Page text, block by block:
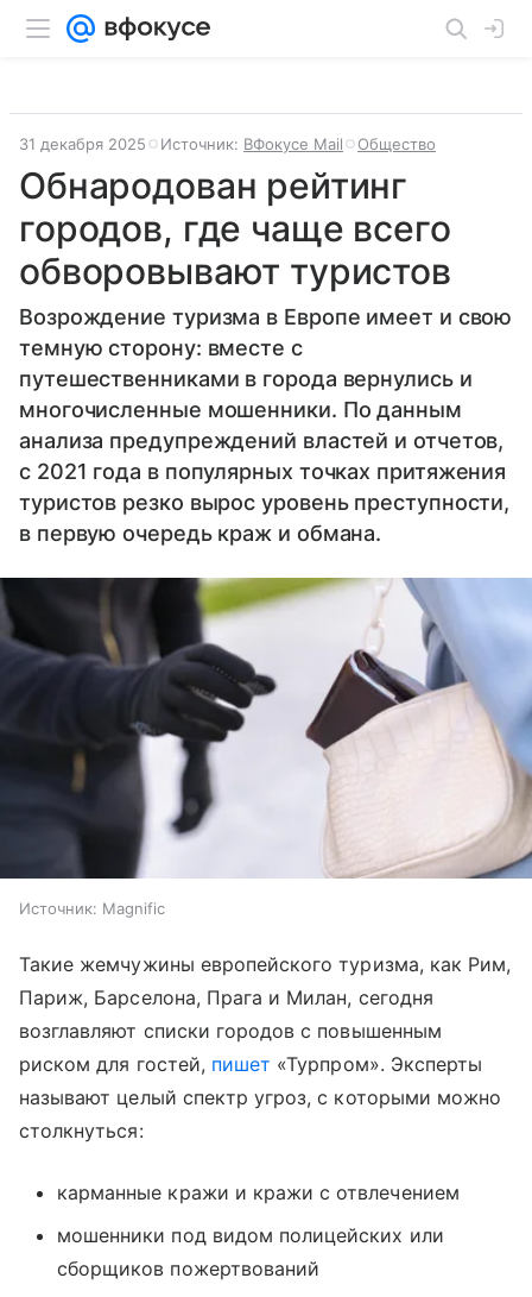
31 декабря 2025 Источник: ВФокусе Mail Общество
Обнародован рейтинг
городов, где чаще всего
обворовывают туристов
Возрождение туризма в Европе имеет и свою
темную сторону: вместе с
путешественниками в города вернулись и
многочисленные мошенники. По данным
анализа предупреждений властей и отчетов,
с 2021 года в популярных точках притяжения
туристов резко вырос уровень преступности,
в первую очередь краж и обмана.
Источник: Magnific
Такие жемчужины европейского туризма, как Рим,
Париж, Барселона, Прага и Милан, сегодня
возглавляют списки городов с повышенным
риском для гостей, пишет «Турпром». Эксперты
называют целый спектр угроз, с которыми можно
столкнуться:
карманные кражи и кражи с отвлечением
мошенники под видом полицейских или
сборщиков пожертвований